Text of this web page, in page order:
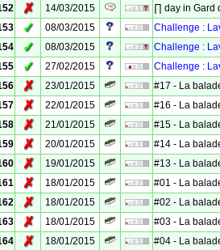
✗ 14/03/2015
∏ day in Gard
✓ 08/03/2015
Challenge :
✓ 08/03/2015
Challenge :
✓ 27/02/2015
Challenge :
✗ 23/01/2015
#17 - La
✗ 22/01/2015
#16 - La
✗ 21/01/2015
#15 - La
✗ 20/01/2015
#14 - La
✗ 19/01/2015
#13 - La
✗ 18/01/2015
#01 - La
✗ 18/01/2015
#02 - La
✗ 18/01/2015
#03 - La
✗ 18/01/2015
#04 - La